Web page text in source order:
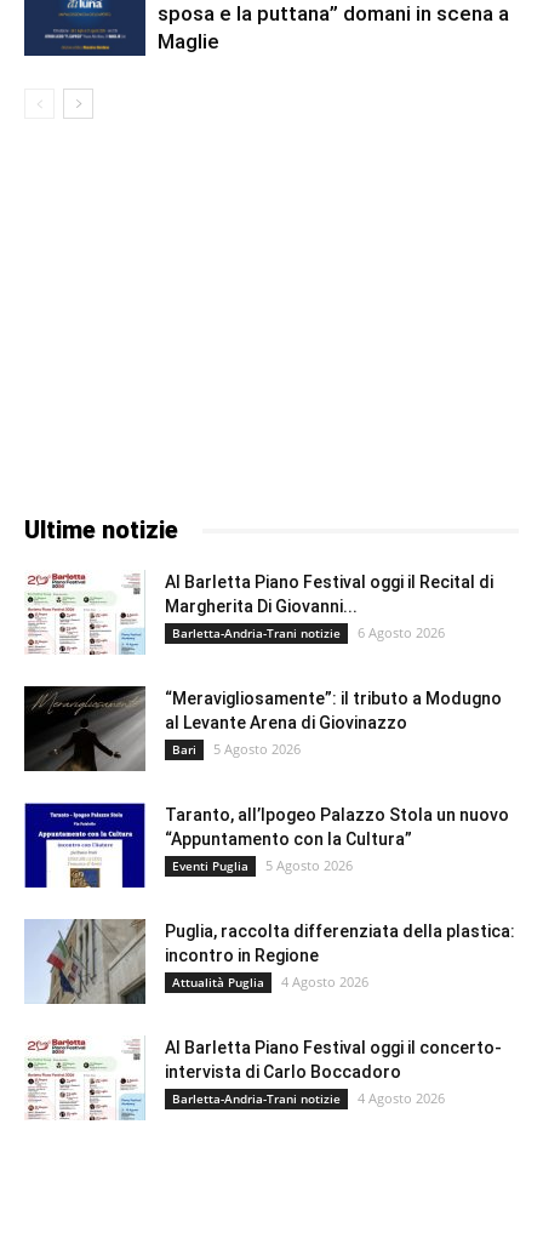
sposa e la puttana” domani in scena a
Maglie
Ultime notizie
Al Barletta Piano Festival oggi il Recital di
Margherita Di Giovanni...
Barletta-Andria-Trani notizie 6 Agosto 2026
“Meravigliosamente”: il tributo a Modugno
al Levante Arena di Giovinazzo
Bari 5 Agosto 2026
Taranto, all’Ipogeo Palazzo Stola un nuovo
“Appuntamento con la Cultura”
Eventi Puglia 5 Agosto 2026
Puglia, raccolta differenziata della plastica:
incontro in Regione
Attualità Puglia 4 Agosto 2026
Al Barletta Piano Festival oggi il concerto-
intervista di Carlo Boccadoro
Barletta-Andria-Trani notizie 4 Agosto 2026